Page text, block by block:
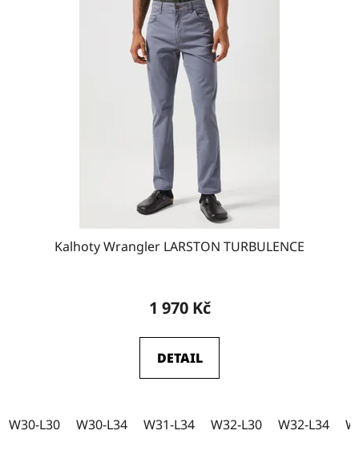
Kalhoty Wrangler LARSTON TURBULENCE
1 970 Kč
DETAIL
W30-L30 W30-L34 W31-L34 W32-L30 W32-L34